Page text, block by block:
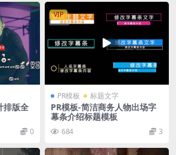
排版全
0
VIP
PR模板 标题文字
PR模板-简洁商务人物出场字
幕条介绍标题模板
684 3